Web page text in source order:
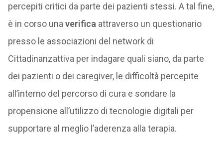
percepiti critici da parte dei pazienti stessi. A tal fine,
è in corso una verifica attraverso un questionario
presso le associazioni del network di
Cittadinanzattiva per indagare quali siano, da parte
dei pazienti o dei caregiver, le difficoltà percepite
all’interno del percorso di cura e sondare la
propensione all’utilizzo di tecnologie digitali per
supportare al meglio l’aderenza alla terapia.